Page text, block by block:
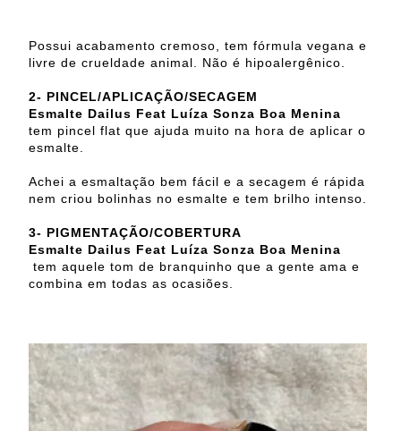
Possui acabamento cremoso, tem fórmula vegana e
livre de crueldade animal. Não é hipoalergênico.
2- PINCEL/APLICAÇÃO/SECAGEM
Esmalte Dailus Feat Luíza Sonza Boa Menina
tem pincel flat que ajuda muito na hora de aplicar o
esmalte.
Achei a esmaltação bem fácil e a secagem é rápida
nem criou bolinhas no esmalte e tem brilho intenso.
3- PIGMENTAÇÃO/COBERTURA
Esmalte Dailus Feat Luíza Sonza Boa Menina
tem aquele tom de branquinho que a gente ama e
combina em todas as ocasiões.